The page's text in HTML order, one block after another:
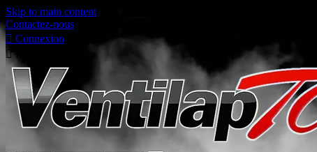
Skip to main content
Contactez-nous
 Connexion
 Panier